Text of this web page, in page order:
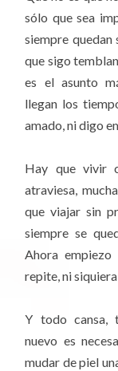
sólo que sea
siempre quedan
que sigo
es el asunto
llegan los
amado, ni digo
Hay que vivir
atraviesa,
que viajar sin
siempre se
Ahora
repite, ni
Y todo cansa,
nuevo es
mudar de piel